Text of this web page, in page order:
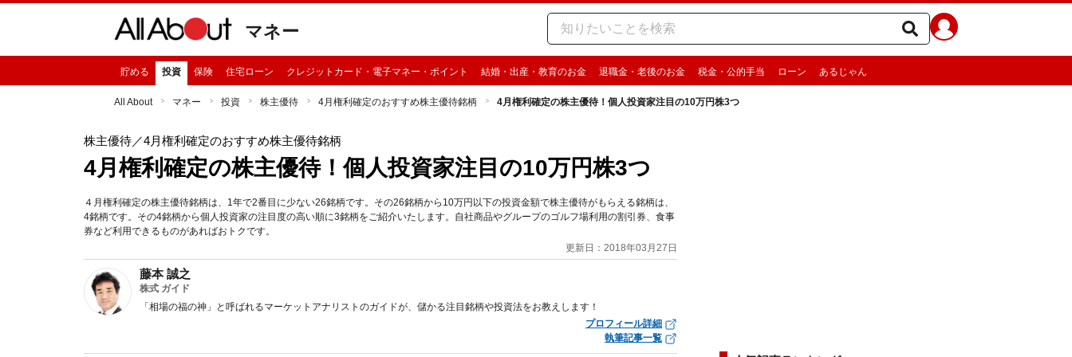
マネー
貯める 投資 保険 住宅ローン クレジットカード・電子マネー・ポイント 結婚・出産・教育のお金 退職金・老後のお金 税金・公的手当 ローン あるじゃん
All About マネー 投資 株主優待 4月権利確定のおすすめ株主優待銘柄 4月権利確定の株主優待！個人投資家注目の10万円株3つ
株主優待／4月権利確定のおすすめ株主優待銘柄
4月権利確定の株主優待！個人投資家注目の10万円株3つ
４月権利確定の株主優待銘柄は、1年で2番目に少ない26銘柄です。その26銘柄から10万円以下の投資金額で株主優待がもらえる銘柄は、
4銘柄です。その4銘柄から個人投資家の注目度の高い順に3銘柄をご紹介いたします。自社商品やグループのゴルフ場利用の割引券、食事
券など利用できるものがあればおトクです。
更新日：2018年03月27日
藤本 誠之
株式 ガイド
「相場の福の神」と呼ばれるマーケットアナリストのガイドが、儲かる注目銘柄や投資法をお教えします！
プロフィール詳細
執筆記事一覧